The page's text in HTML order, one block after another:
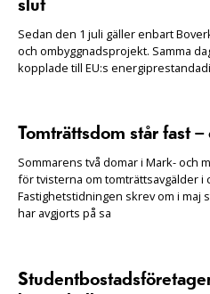
slut
Sedan den 1 juli gäller enbart
och ombyggnadsprojekt. Samma
kopplade till EU:s
Tomträttsdom står fast –
Sommarens två domar i Mark- och
för tvisterna om tomträttsavgälder i
Fastighetstidningen skrev om i maj
har avgjorts på sa